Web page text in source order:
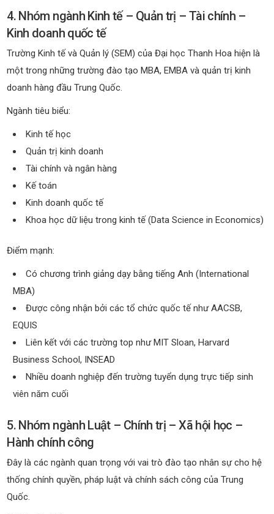
4. Nhóm ngành Kinh tế – Quản trị – Tài chính –
Kinh doanh quốc tế
Trường Kinh tế và Quản lý (SEM) của Đại học Thanh Hoa hiện là
một trong những trường đào tạo MBA, EMBA và quản trị kinh
doanh hàng đầu Trung Quốc.
Ngành tiêu biểu:
Kinh tế học
Quản trị kinh doanh
Tài chính và ngân hàng
Kế toán
Kinh doanh quốc tế
Khoa học dữ liệu trong kinh tế (Data Science in Economics)
Điểm mạnh:
Có chương trình giảng dạy bằng tiếng Anh (International
MBA)
Được công nhận bởi các tổ chức quốc tế như AACSB,
EQUIS
Liên kết với các trường top như MIT Sloan, Harvard
Business School, INSEAD
Nhiều doanh nghiệp đến trường tuyển dụng trực tiếp sinh
viên năm cuối
5. Nhóm ngành Luật – Chính trị – Xã hội học –
Hành chính công
Đây là các ngành quan trọng với vai trò đào tạo nhân sự cho hệ
thống chính quyền, pháp luật và chính sách công của Trung
Quốc.